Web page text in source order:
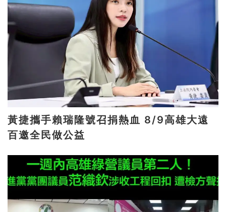
黃捷攜手賴瑞隆號召捐熱血 8/9高雄大遠
百邀全民做公益